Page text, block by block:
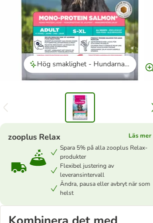
Hög smaklighet - Hundarna äter med stor aptit och verkar njuta av smaken.
zooplus Relax
Läs mer
Spara 5% på alla zooplus Relax-
produkter
Flexibel justering av
leveransintervall
Ändra, pausa eller avbryt när som
helst